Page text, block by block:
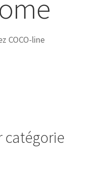
COCO-line
catégorie